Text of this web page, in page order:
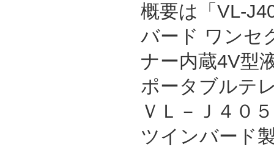
概要は「VL-
バード ワンセ
ナー内蔵4V型
ポータブルテ
ＶＬ－Ｊ４０
ツインバード